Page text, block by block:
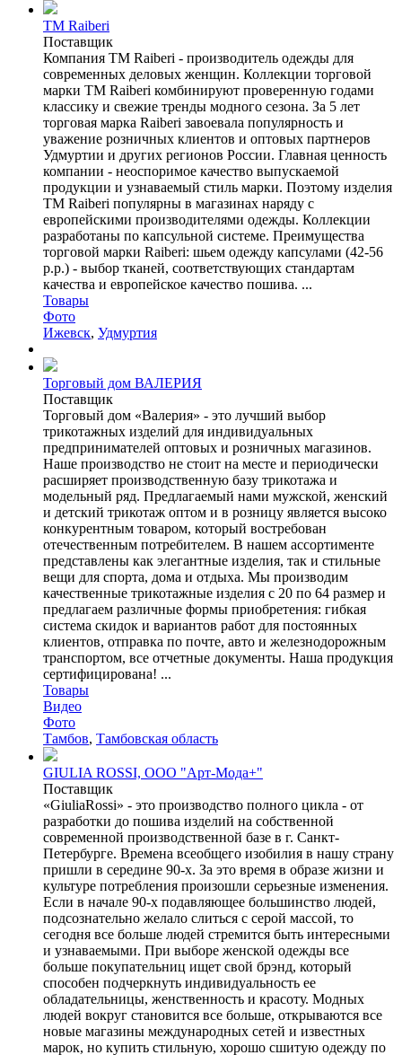
TM Raiberi
Поставщик
Компания TM Raiberi - производитель одежды для
современных деловых женщин. Коллекции торговой
марки TM Raiberi комбинируют проверенную годами
классику и свежие тренды модного сезона. За 5 лет
торговая марка Raiberi завоевала популярность и
уважение розничных клиентов и оптовых партнеров
Удмуртии и других регионов России. Главная ценность
компании - неоспоримое качество выпускаемой
продукции и узнаваемый стиль марки. Поэтому изделия
TM Raiberi популярны в магазинах наряду с
европейскими производителями одежды. Коллекции
разработаны по капсульной системе. Преимущества
торговой марки Raiberi: шьем одежду капсулами (42-56
р.р.) - выбор тканей, соответствующих стандартам
качества и европейское качество пошива. ...
Товары
Фото
Ижевск, Удмуртия
Торговый дом ВАЛЕРИЯ
Поставщик
Торговый дом «Валерия» - это лучший выбор
трикотажных изделий для индивидуальных
предпринимателей оптовых и розничных магазинов.
Наше производство не стоит на месте и периодически
расширяет производственную базу трикотажа и
модельный ряд. Предлагаемый нами мужской, женский
и детский трикотаж оптом и в розницу является высоко
конкурентным товаром, который востребован
отечественным потребителем. В нашем ассортименте
представлены как элегантные изделия, так и стильные
вещи для спорта, дома и отдыха. Мы производим
качественные трикотажные изделия с 20 по 64 размер и
предлагаем различные формы приобретения: гибкая
система скидок и вариантов работ для постоянных
клиентов, отправка по почте, авто и железнодорожным
транспортом, все отчетные документы. Наша продукция
сертифицирована! ...
Товары
Видео
Фото
Тамбов, Тамбовская область
GIULIA ROSSI, ООО "Арт-Мода+"
Поставщик
«GiuliaRossi» - это производство полного цикла - от
разработки до пошива изделий на собственной
современной производственной базе в г. Санкт-
Петербурге. Времена всеобщего изобилия в нашу страну
пришли в середине 90-х. За это время в образе жизни и
культуре потребления произошли серьезные изменения.
Если в начале 90-х подавляющее большинство людей,
подсознательно желало слиться с серой массой, то
сегодня все больше людей стремится быть интересными
и узнаваемыми. При выборе женской одежды все
больше покупательниц ищет свой брэнд, который
способен подчеркнуть индивидуальность ее
обладательницы, женственность и красоту. Модных
людей вокруг становится все больше, открываются все
новые магазины международных сетей и известных
марок, но купить стильную, хорошо сшитую одежду по